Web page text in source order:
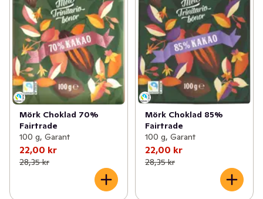
Mörk Choklad 70%
Fairtrade
100 g, Garant
22,00 kr
28,35 kr
Mörk Choklad 85%
Fairtrade
100 g, Garant
22,00 kr
28,35 kr